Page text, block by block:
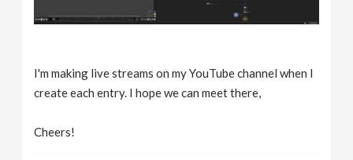
I'm making live streams on my YouTube channel when I
create each entry. I hope we can meet there,
Cheers!